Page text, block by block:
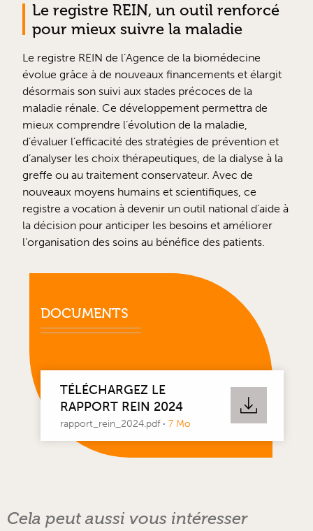
Le registre REIN, un outil renforcé
pour mieux suivre la maladie
Le registre REIN de l’Agence de la biomédecine
évolue grâce à de nouveaux financements et élargit
désormais son suivi aux stades précoces de la
maladie rénale. Ce développement permettra de
mieux comprendre l’évolution de la maladie,
d’évaluer l’efficacité des stratégies de prévention et
d’analyser les choix thérapeutiques, de la dialyse à la
greffe ou au traitement conservateur. Avec de
nouveaux moyens humains et scientifiques, ce
registre a vocation à devenir un outil national d’aide à
la décision pour anticiper les besoins et améliorer
l’organisation des soins au bénéfice des patients.
DOCUMENTS
TÉLÉCHARGEZ LE
RAPPORT REIN 2024
rapport_rein_2024.pdf· 7 Mo
Cela peut aussi vous intéresser